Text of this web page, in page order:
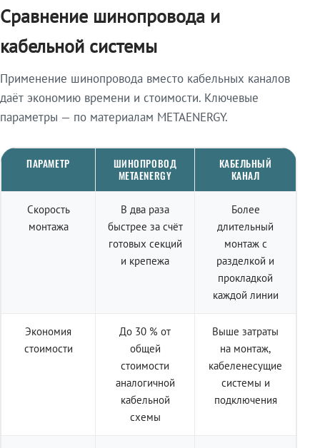
Сравнение шинопровода и
кабельной системы
Применение шинопровода вместо кабельных каналов
даёт экономию времени и стоимости. Ключевые
параметры — по материалам METAENERGY.
ПАРАМЕТР
ШИНОПРОВОД
METAENERGY
КАБЕЛЬНЫЙ
КАНАЛ
Скорость
монтажа
В два раза
быстрее за счёт
готовых секций
и крепежа
Более
длительный
монтаж с
разделкой и
прокладкой
каждой линии
Экономия
стоимости
До 30 % от
общей
стоимости
аналогичной
кабельной
схемы
Выше затраты
на монтаж,
кабеленесущие
системы и
подключения